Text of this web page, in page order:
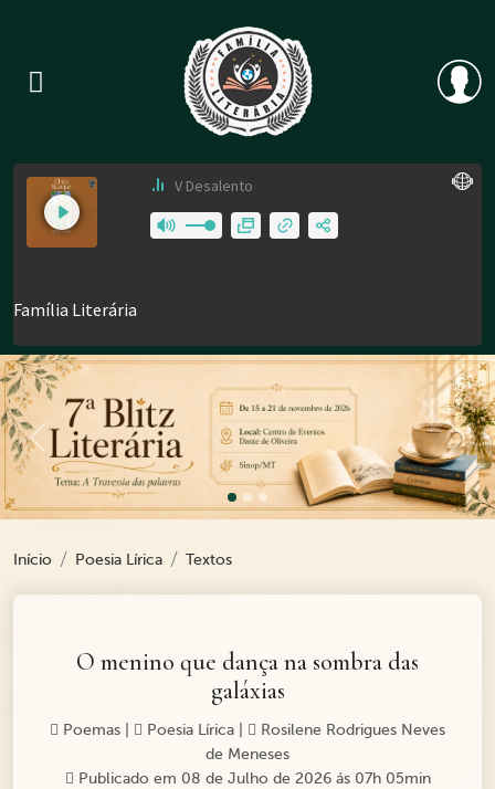
Previous
Início Poesia Lírica Textos
O menino que dança na sombra das
galáxias
Poemas Poesia Lírica
Rosilene Rodrigues Neves
de Meneses
Publicado em 08 de Julho de 2026 ás 07h 05min